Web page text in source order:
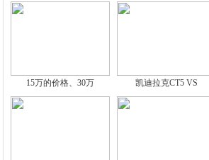
15万的价格、30万 凯迪拉克CT5 VS